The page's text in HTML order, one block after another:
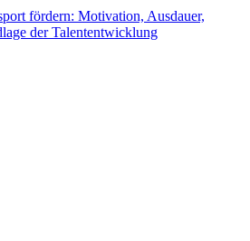
fördern: Motivation, Ausdauer,
der Talententwicklung